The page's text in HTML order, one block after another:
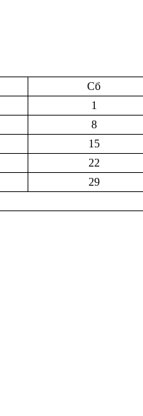
Сб
1
8
15
22
29